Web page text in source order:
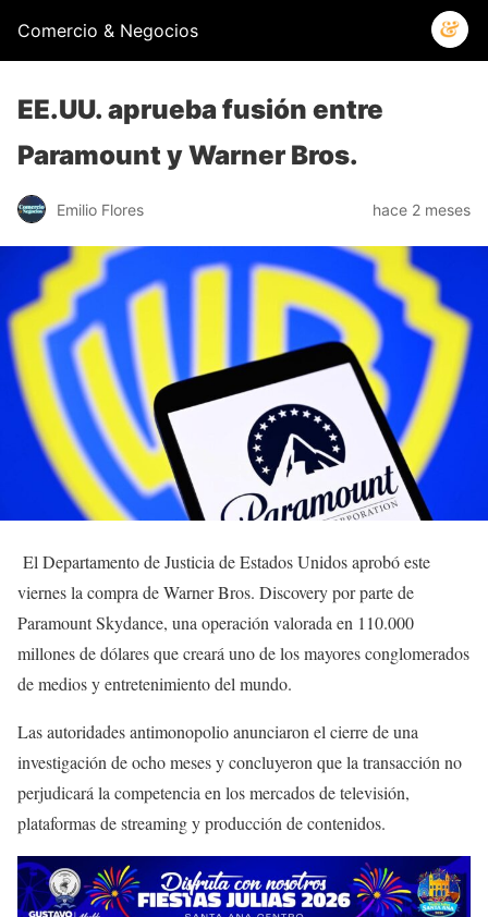
Comercio & Negocios
EE.UU. aprueba fusión entre
Paramount y Warner Bros.
Emilio Flores hace 2 meses
El Departamento de Justicia de Estados Unidos aprobó este
viernes la compra de Warner Bros. Discovery por parte de
Paramount Skydance, una operación valorada en 110.000
millones de dólares que creará uno de los mayores conglomerados
de medios y entretenimiento del mundo.
Las autoridades antimonopolio anunciaron el cierre de una
investigación de ocho meses y concluyeron que la transacción no
perjudicará la competencia en los mercados de televisión,
plataformas de streaming y producción de contenidos.